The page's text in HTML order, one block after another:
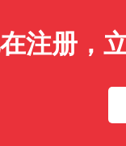
注册，